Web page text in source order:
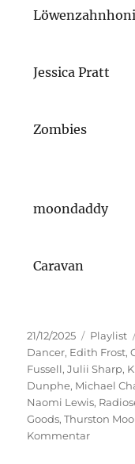
Jessica Pratt
Zombies
moondaddy
Caravan
Veröffentlicht
am
21/12/2025 Playlist
Dancer, Edith Frost,
Fussell,Julii Sharp,
Dunphe, Michael
Naomi Lewis,
Goods,Thurston
Kommentarzu